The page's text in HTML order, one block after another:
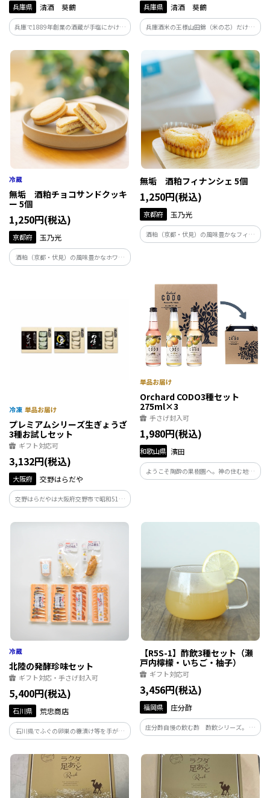
兵庫県 清酒 葵鶴
兵庫で1889年創業の酒蔵が手塩にかけた
純米大吟醸の9年古酒。従来の日本酒の常
識をくつがえすお酒です。
兵庫県 清酒 葵鶴
兵庫酒米の王様山田錦（米の芯）だけを
原料に米をよく溶かし醸した純米大吟
醸。まろやかな旨味とキレのある酸味の
バランスが絶妙。パリで行われた日本酒
コンクールKura Masterでプラチナ賞受
無垢 酒粕チョコサンドクッキ
ー 5個
1,250円(税込)
京都府 玉乃光
酒粕（京都・伏見）の風味豊かなホワイ
トチョコレートを、酒粕を練りこんだク
無垢 酒粕フィナンシェ 5個
1,250円(税込)
京都府 玉乃光
酒粕（京都・伏見）の風味豊かなフィナ
ンシェに、純米吟醸酒をたっぷりとしみ
プレミアムシリーズ生ぎょうざ
3種お試しセット
ギフト対応可
3,132円(税込)
大阪府 交野はらだや
交野はらだやは大阪府交野市で昭和51年
創業、旨味調味料・保存料 無添加にこ
だわった身体に優しい餃子です。交野市は
る豊かな風土から生まれています。
Orchard CODO3種セット
275ml×3
手さげ封入可
1,980円(税込)
和歌山県 濱田
ようこそ陶酔の果樹園へ。神の住む地で
育まれた、美しく、みずみずしい果実た
北陸の発酵珍味セット
ギフト対応・手さげ封入可
5,400円(税込)
石川県 荒忠商店
石川県でふぐの卵巣の糠漬け等を手がけ
る荒忠商店がつくった北陸の発酵珍味セ
ットです。
【R5S-1】酢飲3種セット（瀬
戸内檸檬・いちご・柚子）
ギフト対応可
3,456円(税込)
福岡県 庄分酢
庄分酢自慢の飲む酢 酢飲シリーズ。 爽
やかな香りとほどよい酸味の瀬戸内檸
夏は炭酸割り、冬はホットがおいしい柚
子。 人気の組み合わせ3本セットのギフト
です。